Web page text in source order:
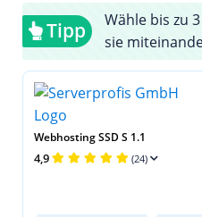
Tipp
Wähle bis zu
sie
Webhosting SSD S 1.1
4,9 (24)